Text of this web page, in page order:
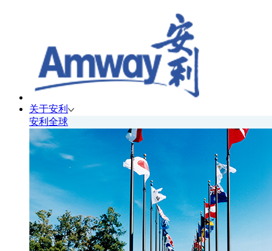
关于安利
安利全球